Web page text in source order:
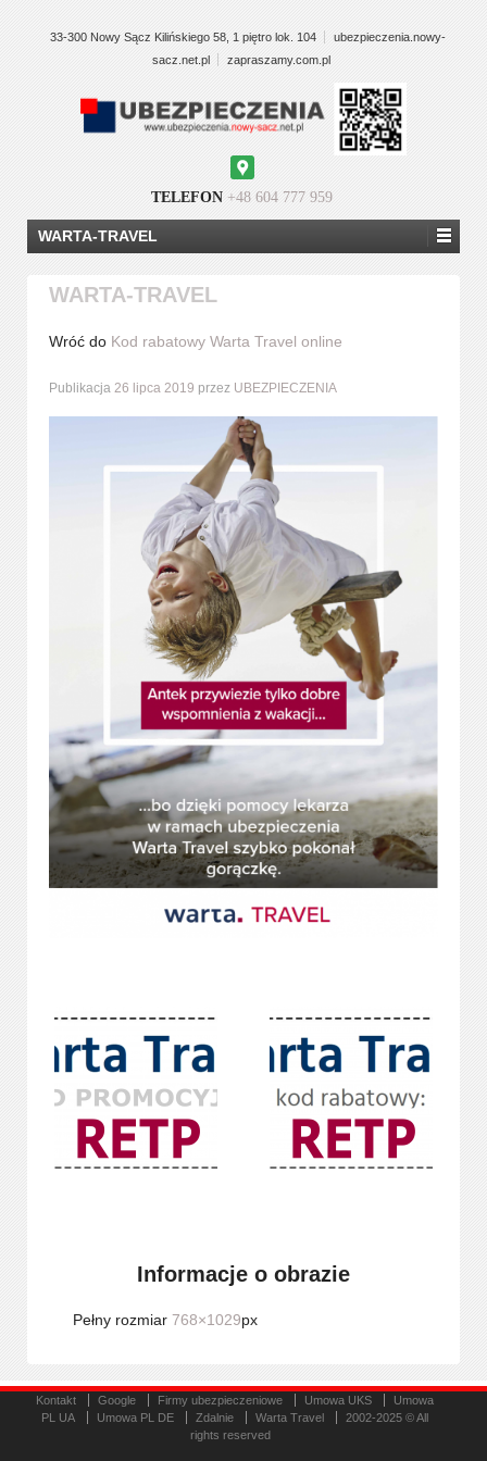
33-300 Nowy Sącz Kilińskiego 58, 1 piętro lok. 104
ubezpieczenia.nowy-
sacz.net.pl
zapraszamy.com.pl
Maps
TELEFON +48 604 777 959
WARTA-TRAVEL
WARTA-TRAVEL
Wróć do Kod rabatowy Warta Travel online
Publikacja 26 lipca 2019 przez UBEZPIECZENIA
Informacje o obrazie
Pełny rozmiar 768×1029px
Kontakt Google Firmy ubezpieczeniowe Umowa UKS
Umowa
PL UA
Umowa PL DE Zdalnie Warta Travel
2002-2025 © All
rights reserved